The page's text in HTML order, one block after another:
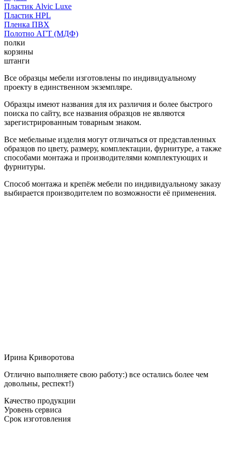
Пластик Alvic Luxe
Пластик HPL
Пленка ПВХ
Полотно АГТ (МДФ)
полки
корзины
штанги
Все образцы мебели изготовлены по индивидуальному
проекту в единственном экземпляре.
Образцы имеют названия для их различия и более быстрого
поиска по сайту, все названия образцов не являются
зарегистрированным товарным знаком.
Все мебельные изделия могут отличаться от представленных
образцов по цвету, размеру, комплектации, фурнитуре, а также
способами монтажа и производителями комплектующих и
фурнитуры.
Способ монтажа и крепёж мебели по индивидуальному заказу
выбирается производителем по возможности её применения.
Ирина Криворотова
Отлично выполняете свою работу:) все остались более чем
довольны, респект!)
Качество продукции
Уровень сервиса
Срок изготовления